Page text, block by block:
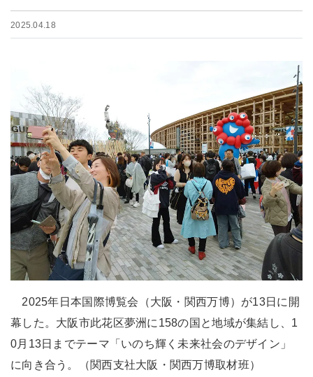
2025.04.18
2025年日本国際博覧会（大阪・関西万博）が13日に開
幕した。大阪市此花区夢洲に158の国と地域が集結し、1
0月13日までテーマ「いのち輝く未来社会のデザイン」
に向き合う。（関西支社大阪・関西万博取材班）